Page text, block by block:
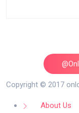
Copyright © 2017
About Us